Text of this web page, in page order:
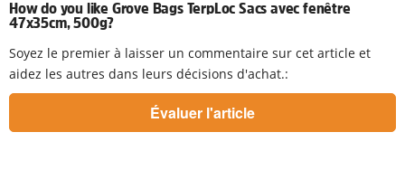
How do you like Grove Bags TerpLoc Sacs avec fenêtre
47x35cm, 500g?
Soyez le premier à laisser un commentaire sur cet article et
aidez les autres dans leurs décisions d'achat.: